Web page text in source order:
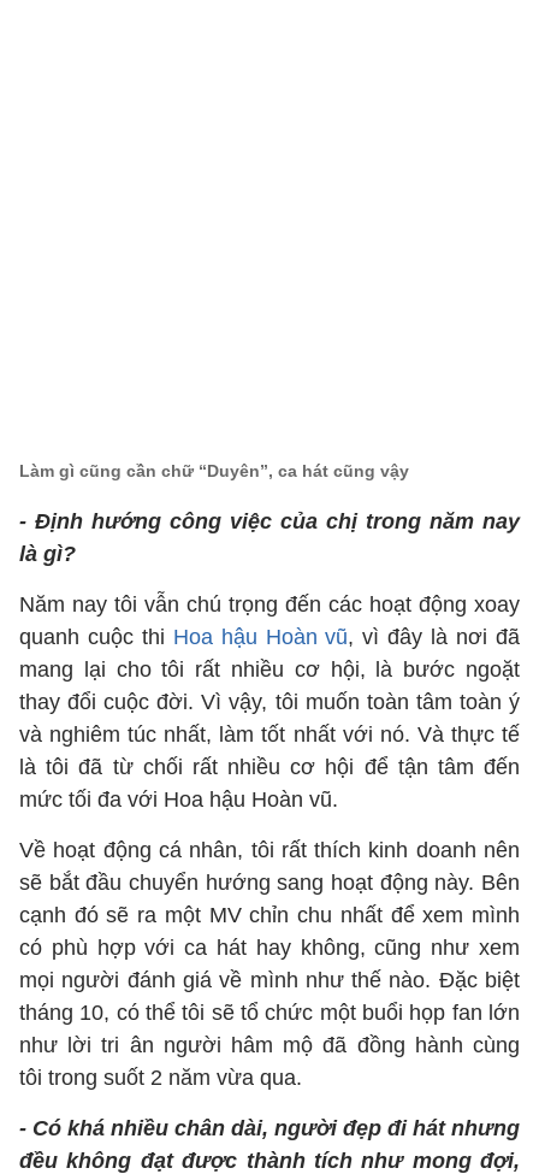
Làm gì cũng cần chữ “Duyên”, ca hát cũng vậy
- Định hướng công việc của chị trong năm nay
là gì?
Năm nay tôi vẫn chú trọng đến các hoạt động xoay
quanh cuộc thi Hoa hậu Hoàn vũ, vì đây là nơi đã
mang lại cho tôi rất nhiều cơ hội, là bước ngoặt
thay đổi cuộc đời. Vì vậy, tôi muốn toàn tâm toàn ý
và nghiêm túc nhất, làm tốt nhất với nó. Và thực tế
là tôi đã từ chối rất nhiều cơ hội để tận tâm đến
mức tối đa với Hoa hậu Hoàn vũ.
Về hoạt động cá nhân, tôi rất thích kinh doanh nên
sẽ bắt đầu chuyển hướng sang hoạt động này. Bên
cạnh đó sẽ ra một MV chỉn chu nhất để xem mình
có phù hợp với ca hát hay không, cũng như xem
mọi người đánh giá về mình như thế nào. Đặc biệt
tháng 10, có thể tôi sẽ tổ chức một buổi họp fan lớn
như lời tri ân người hâm mộ đã đồng hành cùng
tôi trong suốt 2 năm vừa qua.
- Có khá nhiều chân dài, người đẹp đi hát nhưng
đều không đạt được thành tích như mong đợi,